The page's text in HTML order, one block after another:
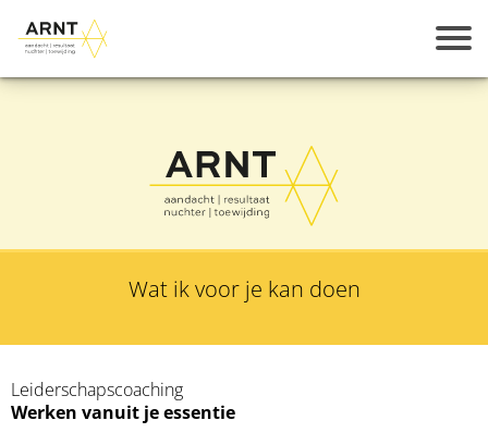
Wat ik voor je kan doen
Leiderschapscoaching
Werken vanuit je essentie